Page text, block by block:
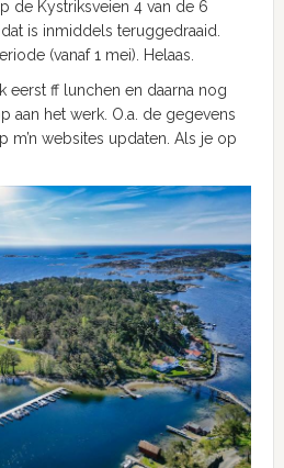
de Kystriksveien 4 van de 6
is inmiddels teruggedraaid.
(vanaf 1 mei). Helaas.
eerst ff lunchen en daarna nog
aan het werk. O.a. de gegevens
m’n websites updaten. Als je op